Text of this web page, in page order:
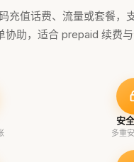
充值话费、流量或套餐，
协助，适合 prepaid 续费
安
多重